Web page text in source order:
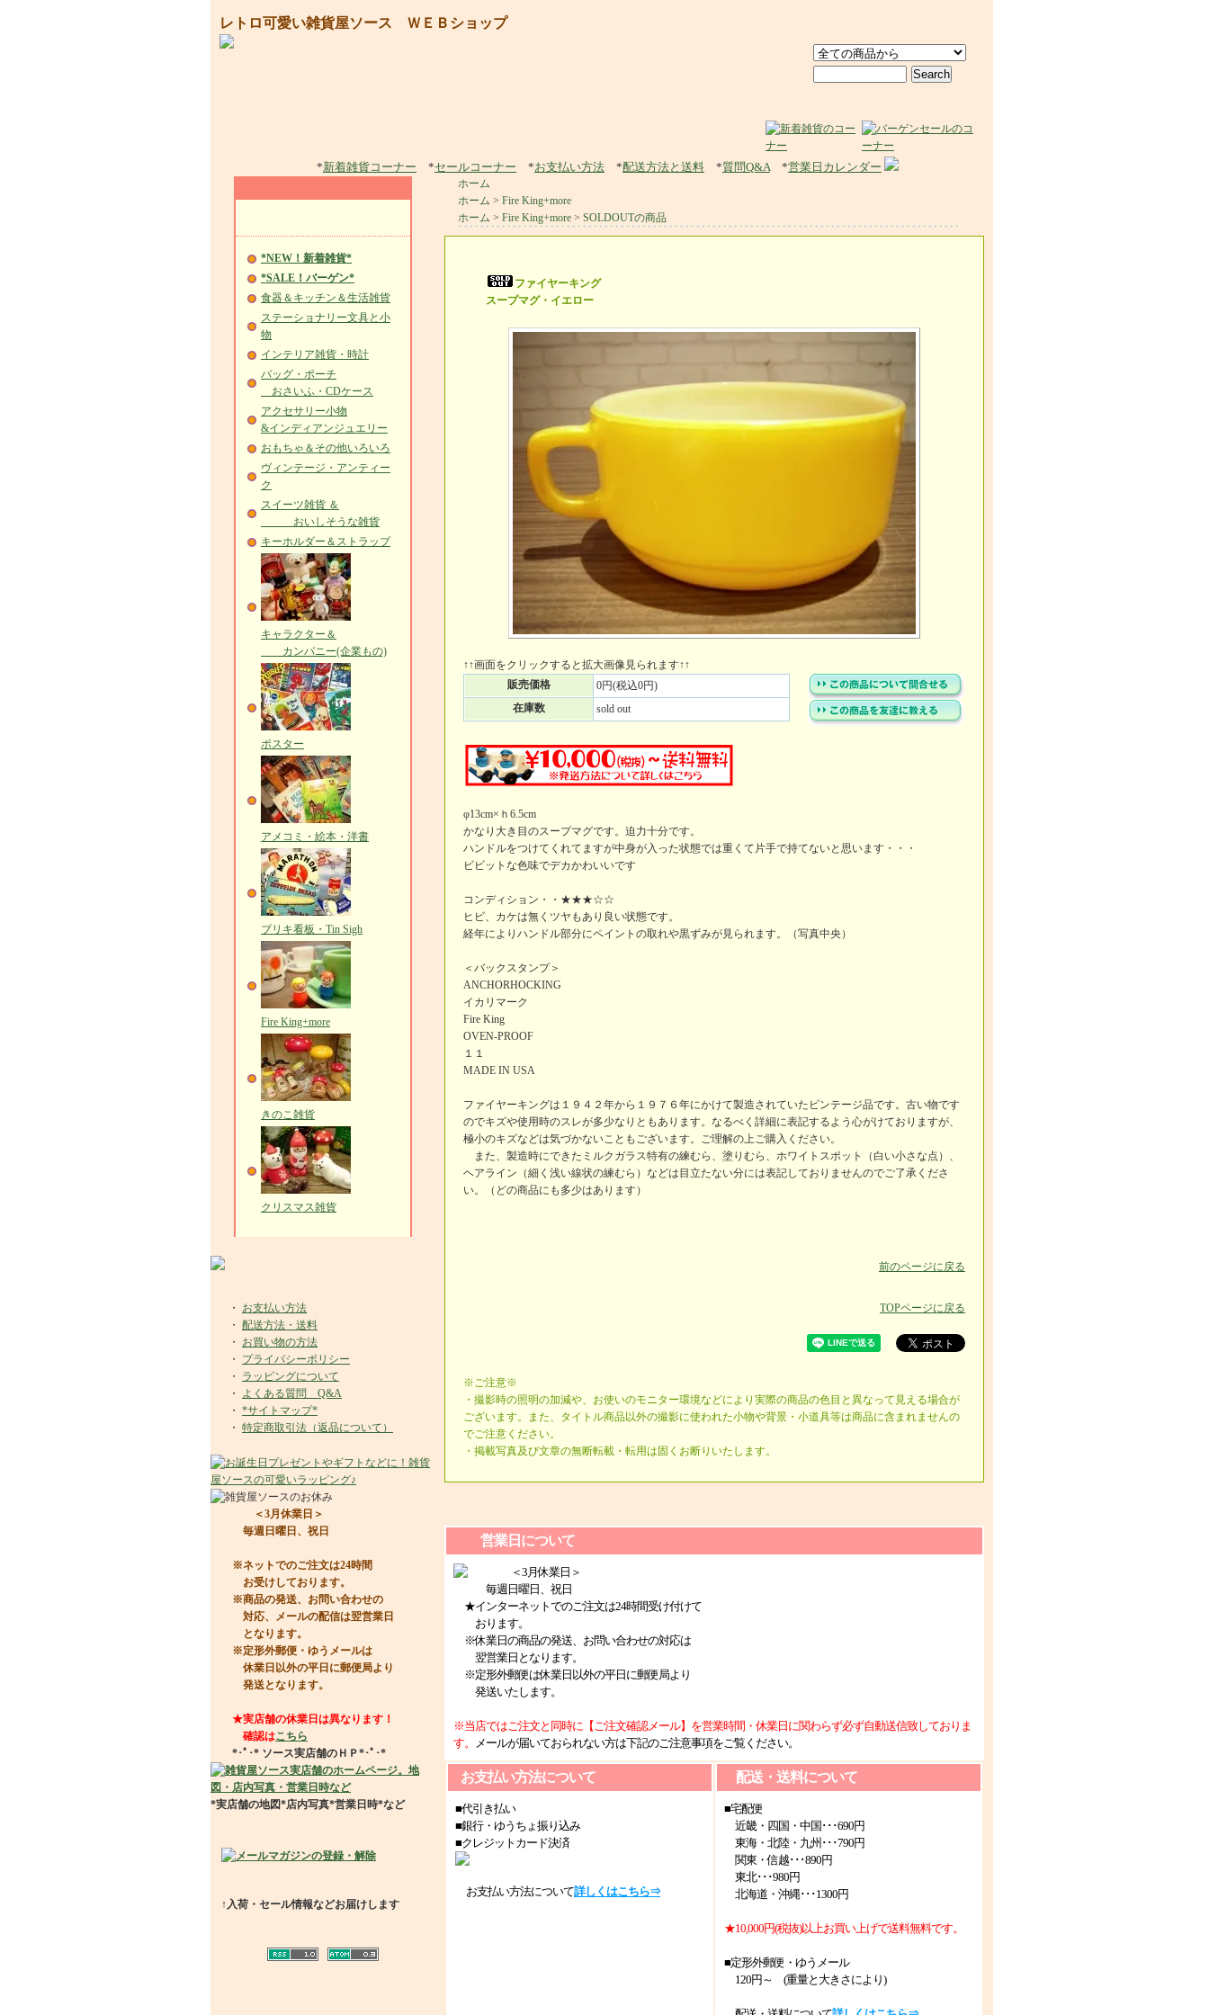
レトロ可愛い雑貨屋ソース ＷＥＢショップ
*新着雑貨コーナー *セールコーナー *お支払い方法 *配送方法と送料 *質問Q&A*営業日カレンダー
*NEW！新着雑貨*
*SALE！バーゲン*
食器＆キッチン＆生活雑貨
ステーショナリー文具と小
物
インテリア雑貨・時計
バッグ・ポーチ
おさいふ・CDケース
アクセサリー小物
&インディアンジュエリー
おもちゃ＆その他いろいろ
ヴィンテージ・アンティー
ク
スイーツ雑貨 ＆
おいしそうな雑貨
キーホルダー＆ストラップ
キャラクター＆
カンパニー(企業もの)
ポスター
アメコミ・絵本・洋書
ブリキ看板・Tin Sigh
Fire King+more
きのこ雑貨
クリスマス雑貨
・ お支払い方法
・ 配送方法・送料
・ お買い物の方法
・ プライバシーポリシー
・ ラッピングについて
・ よくある質問 Q&A
・ *サイトマップ*
・ 特定商取引法（返品について）
＜3月休業日＞
毎週日曜日、祝日
※ネットでのご注文は24時間
お受けしております。
※商品の発送、お問い合わせの
対応、メールの配信は翌営業日
となります。
※定形外郵便・ゆうメールは
休業日以外の平日に郵便局より
発送となります。
★実店舗の休業日は異なります！
確認はこちら
*･ﾟ･* ソース実店舗のＨＰ*･ﾟ･*
*実店舗の地図*店内写真*営業日時*など
↑入荷・セール情報などお届けします
ホーム
ホーム > Fire King+more
ホーム > Fire King+more > SOLDOUTの商品
ファイヤーキング
スープマグ・イエロー
↑↑画面をクリックすると拡大画像見られます↑↑
販売価格
0円(税込0円)
在庫数
sold out
φ13cm×ｈ6.5cm
かなり大き目のスープマグです。迫力十分です。
ハンドルをつけてくれてますが中身が入った状態では重くて片手で持てないと思います・・・
ビビットな色味でデカかわいいです
コンディション・・★★★☆☆
ヒビ、カケは無くツヤもあり良い状態です。
経年によりハンドル部分にペイントの取れや黒ずみが見られます。（写真中央）
＜バックスタンプ＞
ANCHORHOCKING
イカリマーク
Fire King
OVEN-PROOF
１１
MADE IN USA
ファイヤーキングは１９４２年から１９７６年にかけて製造されていたビンテージ品です。古い物です
のでキズや使用時のスレが多少なりともあります。なるべく詳細に表記するよう心がけておりますが、
極小のキズなどは気づかないこともございます。ご理解の上ご購入ください。
また、製造時にできたミルクガラス特有の練むら、塗りむら、ホワイトスポット（白い小さな点）、
ヘアライン（細く浅い線状の練むら）などは目立たない分には表記しておりませんのでご了承くださ
い。（どの商品にも多少はあります）
前のページに戻る
TOPページに戻る
※ご注意※
・撮影時の照明の加減や、お使いのモニター環境などにより実際の商品の色目と異なって見える場合が
ございます。また、タイトル商品以外の撮影に使われた小物や背景・小道具等は商品に含まれませんの
でご注意ください。
・掲載写真及び文章の無断転載・転用は固くお断りいたします。
営業日について
＜3月休業日＞
毎週日曜日、祝日
★インターネットでのご注文は24時間受け付けて
おります。
※休業日の商品の発送、お問い合わせの対応は
翌営業日となります。
※定形外郵便は休業日以外の平日に郵便局より
発送いたします。
※当店ではご注文と同時に【ご注文確認メール】を営業時間・休業日に関わらず必ず自動送信致しておりま
す。
メールが届いておられない方は下記のご注意事項をご覧ください。
お支払い方法について
■代引き払い
■銀行・ゆうちょ振り込み
■クレジットカード決済
お支払い方法について詳しくはこちら⇒
配送・送料について
■宅配便
近畿・四国・中国･･･690円
東海・北陸・九州･･･790円
関東・信越･･･890円
東北･･･980円
北海道・沖縄･･･1300円
★10,000円(税抜)以上お買い上げで送料無料です。
■定形外郵便・ゆうメール
120円～ (重量と大きさにより)